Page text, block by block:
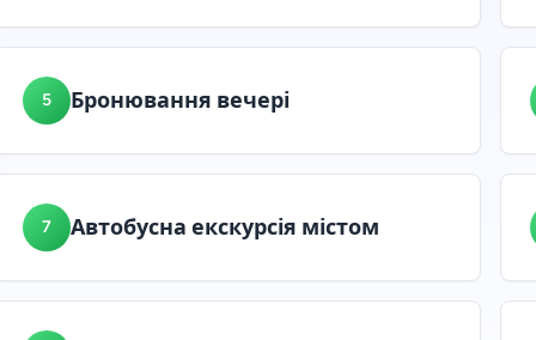
5 Бронювання вечері
7 Автобусна екскурсія містом